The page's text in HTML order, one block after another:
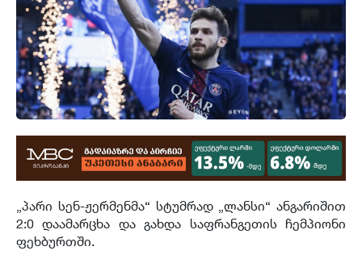
„პარი სენ-ჟერმენმა“ სტუმრად „ლანსი“ ანგარიშით
2:0 დაამარცხა და გახდა საფრანგეთის ჩემპიონი
ფეხბურთში.